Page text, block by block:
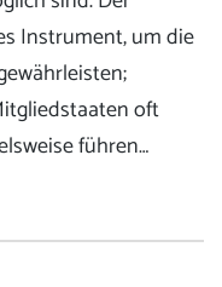
Instrument, um die
oft
führen…